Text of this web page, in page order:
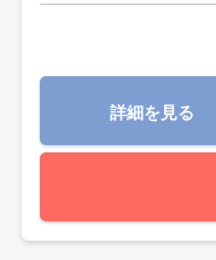
詳細を見る